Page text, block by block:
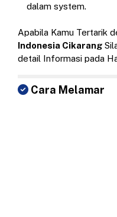
dalam system.
Apabila Kamu Tertarik
Indonesia Cikarang
detail Informasi pada
Cara Melamar